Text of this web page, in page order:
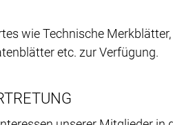
wie Technische Merkblätter,
etc. zur Verfügung.